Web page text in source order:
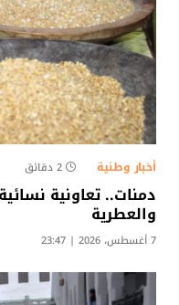
أخبار وطنية 2 دقائق
دمنات.. تعاونية
والعطرية
7 أغسطس، 2026 | 23:47